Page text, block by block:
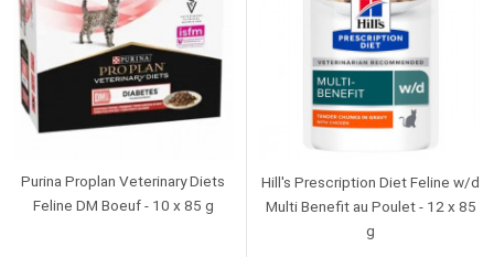
Purina Proplan Veterinary Diets
Feline DM Boeuf - 10 x 85 g
Hill's Prescription Diet Feline w/d
Multi Benefit au Poulet - 12 x 85
g